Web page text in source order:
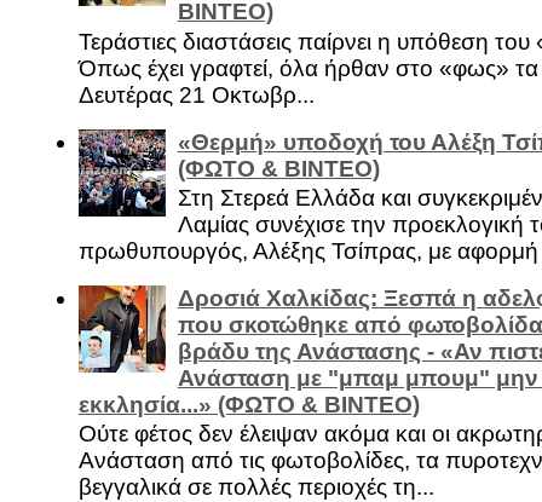
ΒΙΝΤΕΟ)
Τεράστιες διαστάσεις παίρνει η υπόθεση
Όπως έχει γραφτεί, όλα ήρθαν στο «φως»
Δευτέρας 21 Οκτωβρ...
«Θερμή» υποδοχή του Αλέξη
(ΦΩΤΟ & ΒΙΝΤΕΟ)
Στη Στερεά Ελλάδα και
Λαμίας συνέχισε την προεκλογική
πρωθυπουργός, Αλέξης Τσίπρας, με αφορμή
Δροσιά Χαλκίδας: Ξεσπά η
που σκοτώθηκε από φωτοβολίδα
βράδυ της Ανάστασης - «Αν
Ανάσταση με "μπαμ μπουμ" μην
εκκλησία...» (ΦΩΤΟ & ΒΙΝΤΕΟ)
Ούτε φέτος δεν έλειψαν ακόμα και οι
Ανάσταση από τις φωτοβολίδες, τα
βεγγαλικά σε πολλές περιοχές τη...